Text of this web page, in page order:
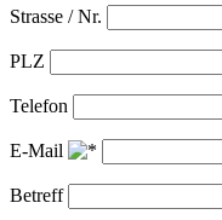
Strasse / Nr.
PLZ
Telefon
E-Mail
Betreff